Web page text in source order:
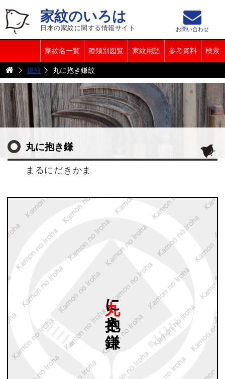
家紋のいろは
日本の家紋に関する情報サイト
家紋名一覧 種類別図覧 家紋用語 参考資料 検索
お問い合わせ
鎌紋 丸に抱き鎌紋
丸に抱き鎌
まるにだきかま
鎌